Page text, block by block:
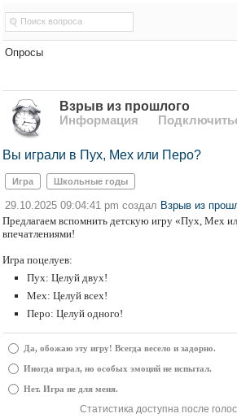
Опросы
Взрыв из прошлого
Информация
Вы играли в Пух, Мех или Перо?
Игра Школьные годы
29.10.2025 09:04:41 pm создал Взрыв из
Предлагаем вспомнить детскую игру «Пух, Мех
впечатлениями!
Игра поцелуев:
Пух: Целуй двух!
Мех: Целуй всех!
Перо: Целуй одного!
Да, обожаю эту игру! Всегда весело и задорно.
Иногда играл, но особых эмоций не испытал.
Нет. Игра не для меня.
Статистика доступна после